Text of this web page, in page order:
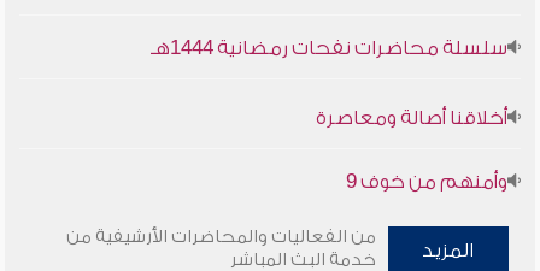
المزيد
من الفعاليات والمحاضرات الأرشيفية من
خدمة البث المباشر